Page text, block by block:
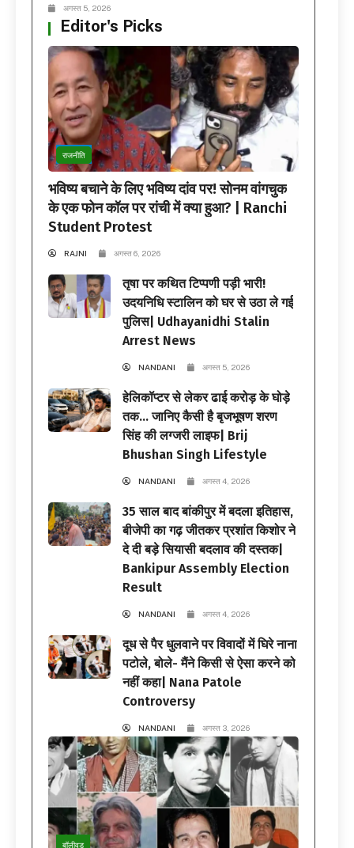
अगस्त 5, 2026
Editor's Picks
राजनीति
भविष्य बचाने के लिए भविष्य दांव पर! सोनम वांगचुक
के एक फोन कॉल पर रांची में क्या हुआ? | Ranchi
Student Protest
RAJNI अगस्त 6, 2026
तृषा पर कथित टिप्पणी पड़ी भारी!
उदयनिधि स्टालिन को घर से उठा ले गई
पुलिस| Udhayanidhi Stalin
Arrest News
NANDANI अगस्त 5, 2026
हेलिकॉप्टर से लेकर ढाई करोड़ के घोड़े
तक… जानिए कैसी है बृजभूषण शरण
सिंह की लग्जरी लाइफ| Brij
Bhushan Singh Lifestyle
NANDANI अगस्त 4, 2026
35 साल बाद बांकीपुर में बदला इतिहास,
बीजेपी का गढ़ जीतकर प्रशांत किशोर ने
दे दी बड़े सियासी बदलाव की दस्तक|
Bankipur Assembly Election
Result
NANDANI अगस्त 4, 2026
दूध से पैर धुलवाने पर विवादों में घिरे नाना
पटोले, बोले- मैंने किसी से ऐसा करने को
नहीं कहा| Nana Patole
Controversy
NANDANI अगस्त 3, 2026
बॉलीवुड